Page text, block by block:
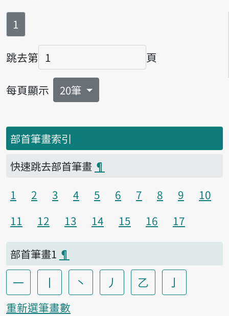
第
1
跳去第
頁碼
頁
每頁顯示 20筆
部首筆畫索引
快速跳去部首筆畫 ¶
1
2 3 4 5 6 7 8 9
10
11
12 13 14 15 16 17
部首筆畫1 ¶
一 丨 丶 丿 乙 亅
重新選筆畫數